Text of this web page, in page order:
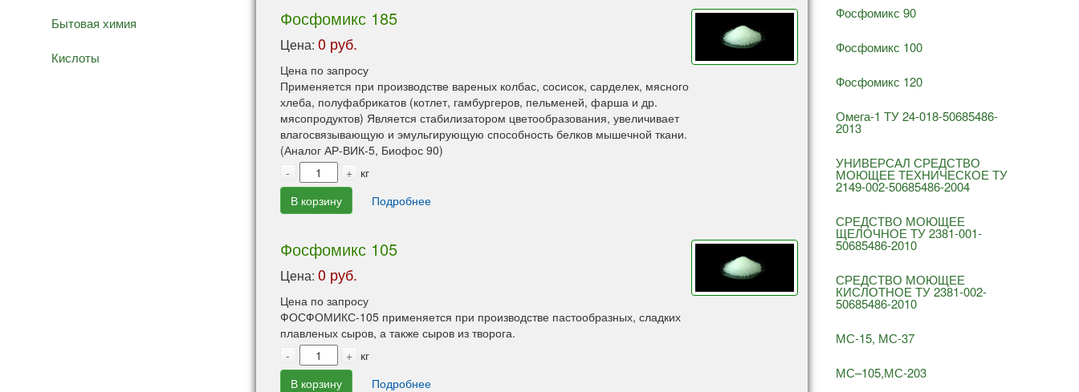
Бытовая химия
Кислоты
Фосфомикс 185
Цена: 0 руб.
Цена по запросу
Применяется при производстве вареных колбас, сосисок, сарделек, мясного
хлеба, полуфабрикатов (котлет, гамбургеров, пельменей, фарша и др.
мясопродуктов) Является стабилизатором цветообразования, увеличивает
влагосвязывающую и эмульгирующую способность белков мышечной ткани.
(Аналог АР-ВИК-5, Биофос 90)
-
+ кг
В корзину
Подробнее
Фосфомикс 105
Цена: 0 руб.
Цена по запросу
ФОСФОМИКС-105 применяется при производстве пастообразных, сладких
плавленых сыров, а также сыров из творога.
-
+ кг
В корзину
Подробнее
Фосфомикс 90
Фосфомикс 100
Фосфомикс 120
Омега-1 ТУ 24-018-50685486-
2013
УНИВЕРСАЛ СРЕДСТВО
МОЮЩЕЕ ТЕХНИЧЕСКОЕ ТУ
2149-002-50685486-2004
СРЕДСТВО МОЮЩЕЕ
ЩЕЛОЧНОЕ ТУ 2381-001-
50685486-2010
СРЕДСТВО МОЮЩЕЕ
КИСЛОТНОЕ ТУ 2381-002-
50685486-2010
МС-15, МС-37
МС–105,МС-203